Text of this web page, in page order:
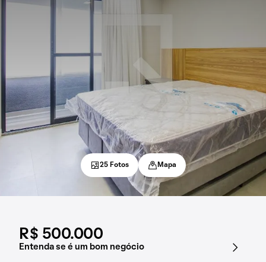
R$ 500.000
Entenda se é um bom negócio
25 Fotos Mapa